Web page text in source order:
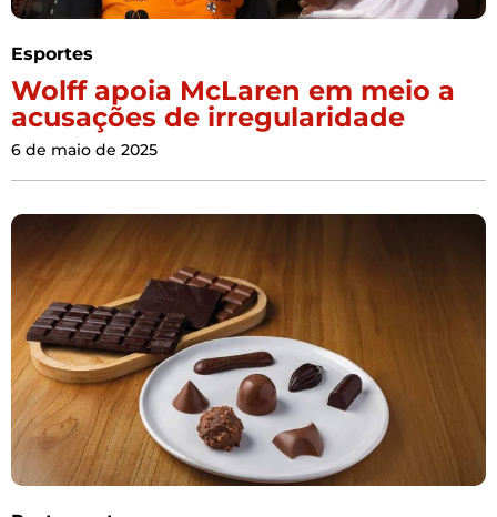
Esportes
Wolff apoia McLaren em meio a
acusações de irregularidade
6 de maio de 2025